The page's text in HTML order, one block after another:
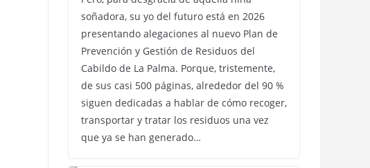
soñadora, su yo del futuro está en 2026
presentando alegaciones al nuevo Plan de
Prevención y Gestión de Residuos del
Cabildo de La Palma. Porque, tristemente,
de sus casi 500 páginas, alrededor del 90 %
siguen dedicadas a hablar de cómo recoger,
transportar y tratar los residuos una vez
que ya se han generado…